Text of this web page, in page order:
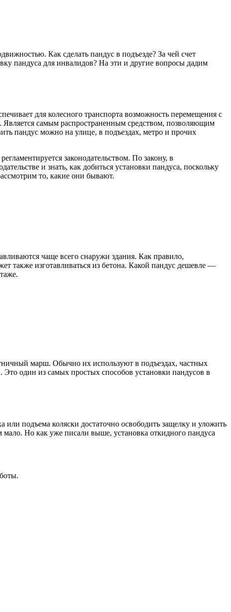
Как сделать пандус в подъезде? За чей счет
пандуса для инвалидов? На эти и другие вопросы дадим
для колесного транспорта возможность перемещения с
самым распространенным средством, позволяющим
пандус можно на улице, в подъездах, метро и прочих
законодательством. По закону, в
и знать, как добиться установки пандуса, поскольку
то, какие они бывают.
чаще всего снаружи здания. Как правило,
также изготавливаться из бетона. Какой пандус дешевле —
марш. Обычно их используют в подъездах, частных
один из самых простых способов установки пандусов в
подъема коляски достаточно освободить защелку и уложить
Но как уже писали выше, установка откидного пандуса